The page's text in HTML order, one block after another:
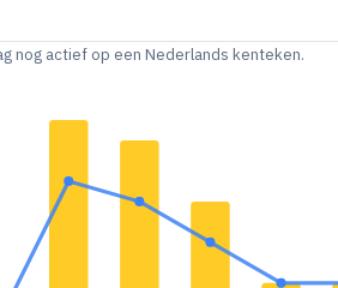
nog actief op een Nederlands kenteken.